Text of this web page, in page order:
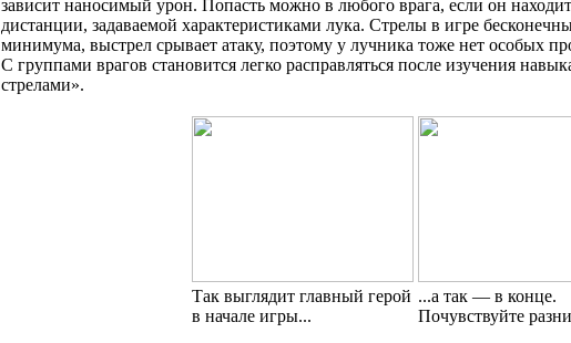
зависит наносимый урон. Попасть можно в любого врага, если он
дистанции, задаваемой характеристиками лука. Стрелы в игре
минимума, выстрел срывает атаку, поэтому у лучника тоже нет особых
С группами врагов становится легко расправляться после изучения
стрелами».
Так выглядит главный герой
в начале игры...
...а так — в конце.
Почувствуйте